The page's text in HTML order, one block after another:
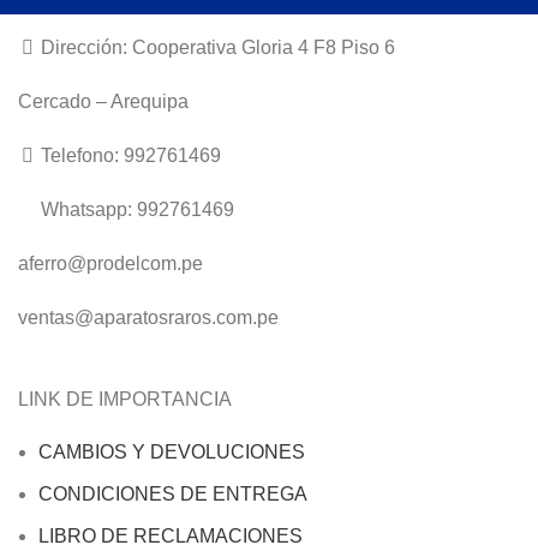
Dirección: Cooperativa Gloria 4 F8 Piso 6
Cercado – Arequipa
Telefono: 992761469
Whatsapp: 992761469
aferro@prodelcom.pe
ventas@aparatosraros.com.pe
LINK DE IMPORTANCIA
CAMBIOS Y DEVOLUCIONES
CONDICIONES DE ENTREGA
LIBRO DE RECLAMACIONES